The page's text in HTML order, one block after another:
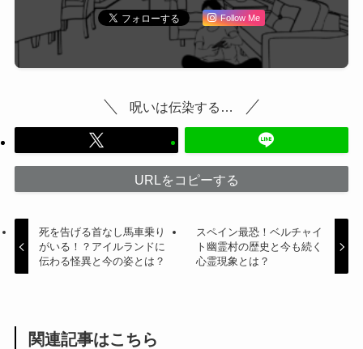
Follow Me
呪いは伝染する…
URLをコピーする
死を告げる首なし馬車乗り
がいる！？アイルランドに
伝わる怪異と今の姿とは？
スペイン最恐！ベルチャイ
ト幽霊村の歴史と今も続く
心霊現象とは？
関連記事はこちら